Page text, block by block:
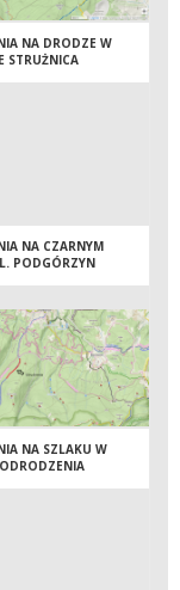
NA DRODZE W
STRUŻNICA
NA CZARNYM
PODGÓRZYN
NA SZLAKU W